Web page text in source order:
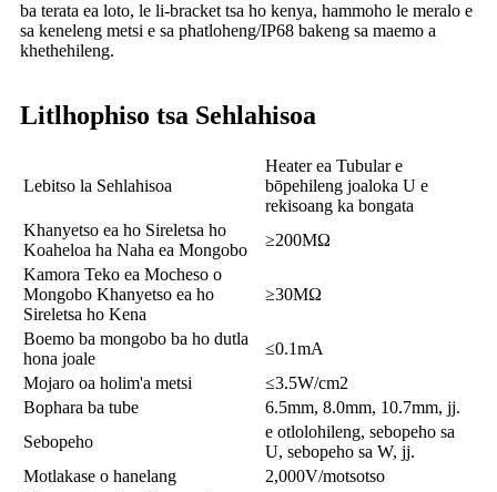
ba terata ea loto, le li-bracket tsa ho kenya, hammoho le meralo e
sa keneleng metsi e sa phatloheng/IP68 bakeng sa maemo a
khethehileng.
Litlhophiso tsa Sehlahisoa
Lebitso la Sehlahisoa
Heater ea Tubular e
bōpehileng joaloka U e
rekisoang ka bongata
Khanyetso ea ho Sireletsa ho
Koaheloa ha Naha ea Mongobo
≥200MΩ
Kamora Teko ea Mocheso o
Mongobo Khanyetso ea ho
Sireletsa ho Kena
≥30MΩ
Boemo ba mongobo ba ho dutla
hona joale
≤0.1mA
Mojaro oa holim'a metsi
≤3.5W/cm2
Bophara ba tube
6.5mm, 8.0mm, 10.7mm, jj.
Sebopeho
e otlolohileng, sebopeho sa
U, sebopeho sa W, jj.
Motlakase o hanelang
2,000V/motsotso